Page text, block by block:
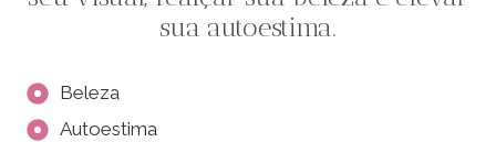
sua autoestima.
Beleza
Autoestima